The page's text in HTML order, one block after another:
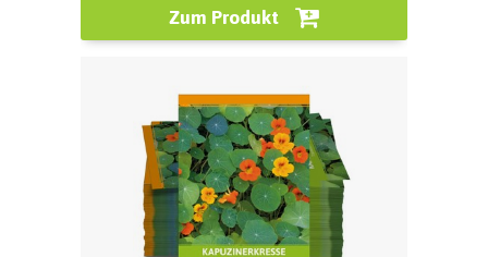
Zum Produkt